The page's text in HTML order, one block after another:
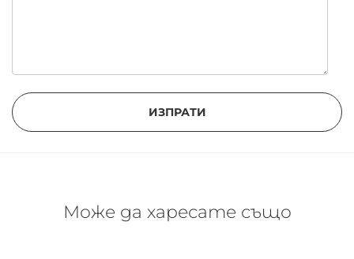
ИЗПРАТИ
Може да харесате също